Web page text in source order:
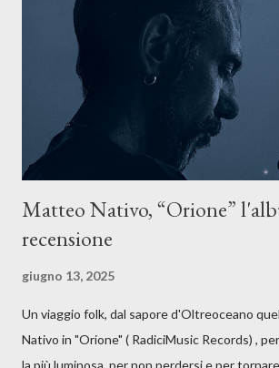
forma di assoluzione, nel vivere e nel
anche quando l’aria sembra farsi più densa. Il
dichiarazione d’intenti: Cico Messina apre il
artistico con una composizi...
Matteo Nativo, “Orione”
recensione
giugno 13, 2025
Un viaggio folk, dal sapore d'Oltreoceano
Nativo in "Orione" ( RadiciMusic Records) ,
la più luminosa, per non perdersi e per